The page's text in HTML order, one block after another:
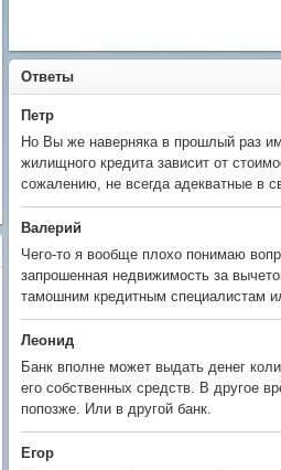
Ответы
Петр
Но Вы же наверняка в прошлый раз
жилищного кредита зависит от
сожалению, не всегда адекватные в
Валерий
Чего-то я вообще плохо понимаю
запрошенная недвижимость за
тамошним кредитным специалистам
Леонид
Банк вполне может выдать денег
его собственных средств. В другое
попозже. Или в другой банк.
Егор